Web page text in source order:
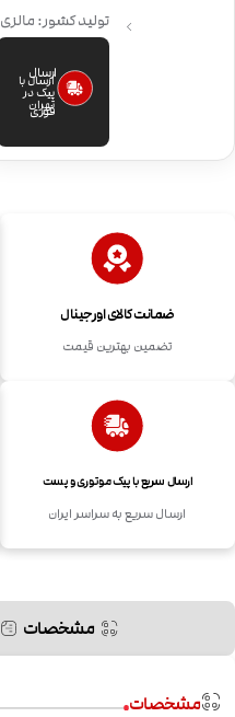
تولید کشور: مالزی
ارسال
فوری
ارسال با
پیک در
تهران
ضمانت کالای اورجینال
تضمین بهترین قیمت
ارسال سریع با پیک موتوری و پست
ارسال سریع به سراسر ایران
مشخصات
مشخصات